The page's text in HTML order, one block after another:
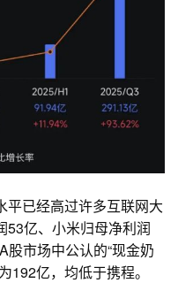
平已经高过许多互联网大
53亿、小米归母净利润
市场中公认的“现金奶
192亿，均低于携程。